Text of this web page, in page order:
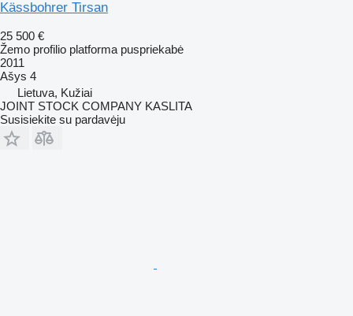
Kässbohrer Tirsan
25 500 €
Žemo profilio platforma puspriekabė
2011
Ašys 4
Lietuva, Kužiai
JOINT STOCK COMPANY KASLITA
Susisiekite su pardavėju